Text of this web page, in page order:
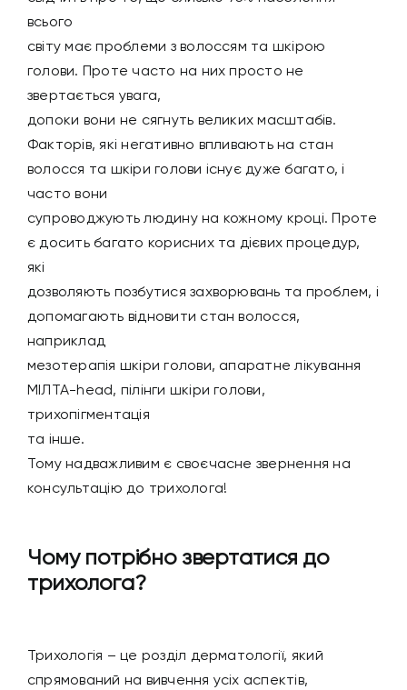
всього
світу має проблеми з волоссям та шкірою
голови. Проте часто на них просто не
звертається увага,
допоки вони не сягнуть великих масштабів.
Факторів, які негативно впливають на стан
волосся та шкіри голови існує дуже багато, і
часто вони
супроводжують людину на кожному кроці. Проте
є досить багато корисних та дієвих процедур,
які
дозволяють позбутися захворювань та проблем, і
допомагають відновити стан волосся,
наприклад
мезотерапія шкіри голови, апаратне лікування
МІЛТА-head, пілінги шкіри голови,
трихопігментація
та інше.
Тому надважливим є своєчасне звернення на
консультацію до трихолога!
Чому потрібно звертатися до
трихолога?
Трихологія – це розділ дерматології, який
спрямований на вивчення усіх аспектів,